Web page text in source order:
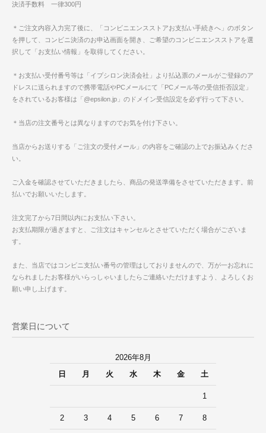
決済手数料 一律300円
＊ご注文内容入力完了後に、「コンビニエンスストアお支払い手続きへ」のボタン
を押して、コンビニ決済のお申込画面を開き、ご希望のコンビニエンスストアを選
択して「お支払い情報」を取得してください。
＊お支払い受付番号等は「イプシロン決済会社」より払込票のメールがご登録のア
ドレスに送られますので携帯電話やPCメールにて「PCメール等の受信拒否設定」
をされているお客様は「@epsilon.jp」のドメイン受信設定を必ず行って下さい。
＊当店の注文番号とは異なりますのでお気を付け下さい。
当店からお送りする「ご注文の受付メール」の内容をご確認の上でお振込みくださ
い。
ご入金を確認させていただきましたら、商品の発送準備をさせていただきます。前
払いでお願いいたします。
注文完了から7日間以内にお支払い下さい。
お支払期限が過ぎますと、ご注文はキャンセルとさせていただく場合がございま
す。
また、当店ではコンビニ支払い番号の管理はしておりませんので、万が一お忘れに
なられましたお客様がいらっしゃいましたらご連絡いただけますよう、よろしくお
願い申し上げます。
営業日について
2026年8月
日
月 火 水 木 金 土
1
2 3 4 5 6 7 8